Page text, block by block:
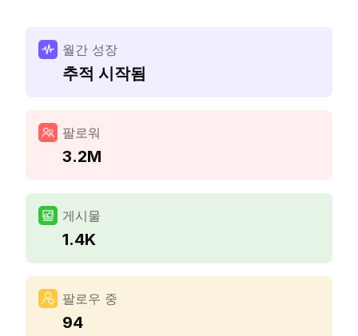
월간 성장
추적 시작됨
팔로워
3.2M
게시물
1.4K
팔로우 중
94